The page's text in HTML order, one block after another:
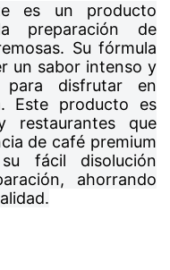
es un producto
preparación de
Su fórmula
un sabor intenso y
disfrutar en
Este producto es
restaurantes que
de café premium
fácil disolución
ahorrando